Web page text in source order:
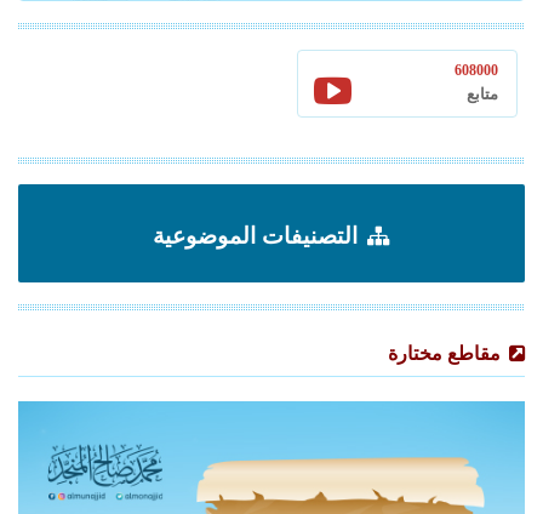
608000
متابع
التصنيفات الموضوعية
مقاطع مختارة